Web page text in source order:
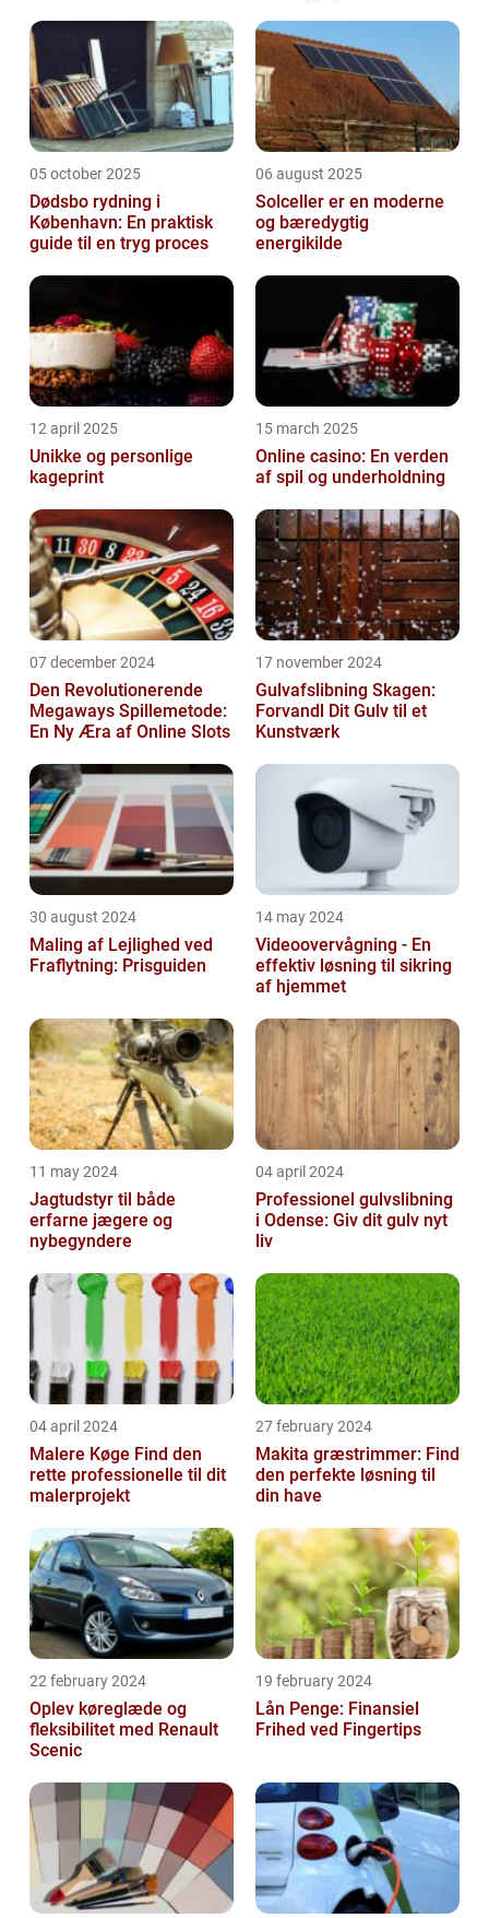
05 october 2025
Dødsbo rydning i
København: En praktisk
guide til en tryg proces
06 august 2025
Solceller er en moderne
og bæredygtig
energikilde
12 april 2025
Unikke og personlige
kageprint
15 march 2025
Online casino: En verden
af spil og underholdning
07 december 2024
Den Revolutionerende
Megaways Spillemetode:
En Ny Æra af Online Slots
17 november 2024
Gulvafslibning Skagen:
Forvandl Dit Gulv til et
Kunstværk
30 august 2024
Maling af Lejlighed ved
Fraflytning: Prisguiden
14 may 2024
Videoovervågning - En
effektiv løsning til sikring
af hjemmet
11 may 2024
Jagtudstyr til både
erfarne jægere og
nybegyndere
04 april 2024
Professionel gulvslibning
i Odense: Giv dit gulv nyt
liv
04 april 2024
Malere Køge Find den
rette professionelle til dit
malerprojekt
27 february 2024
Makita græstrimmer: Find
den perfekte løsning til
din have
22 february 2024
Oplev køreglæde og
fleksibilitet med Renault
Scenic
19 february 2024
Lån Penge: Finansiel
Frihed ved Fingertips